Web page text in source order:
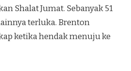
Shalat Jumat. Sebanyak 51
terluka. Brenton
ketika hendak menuju ke